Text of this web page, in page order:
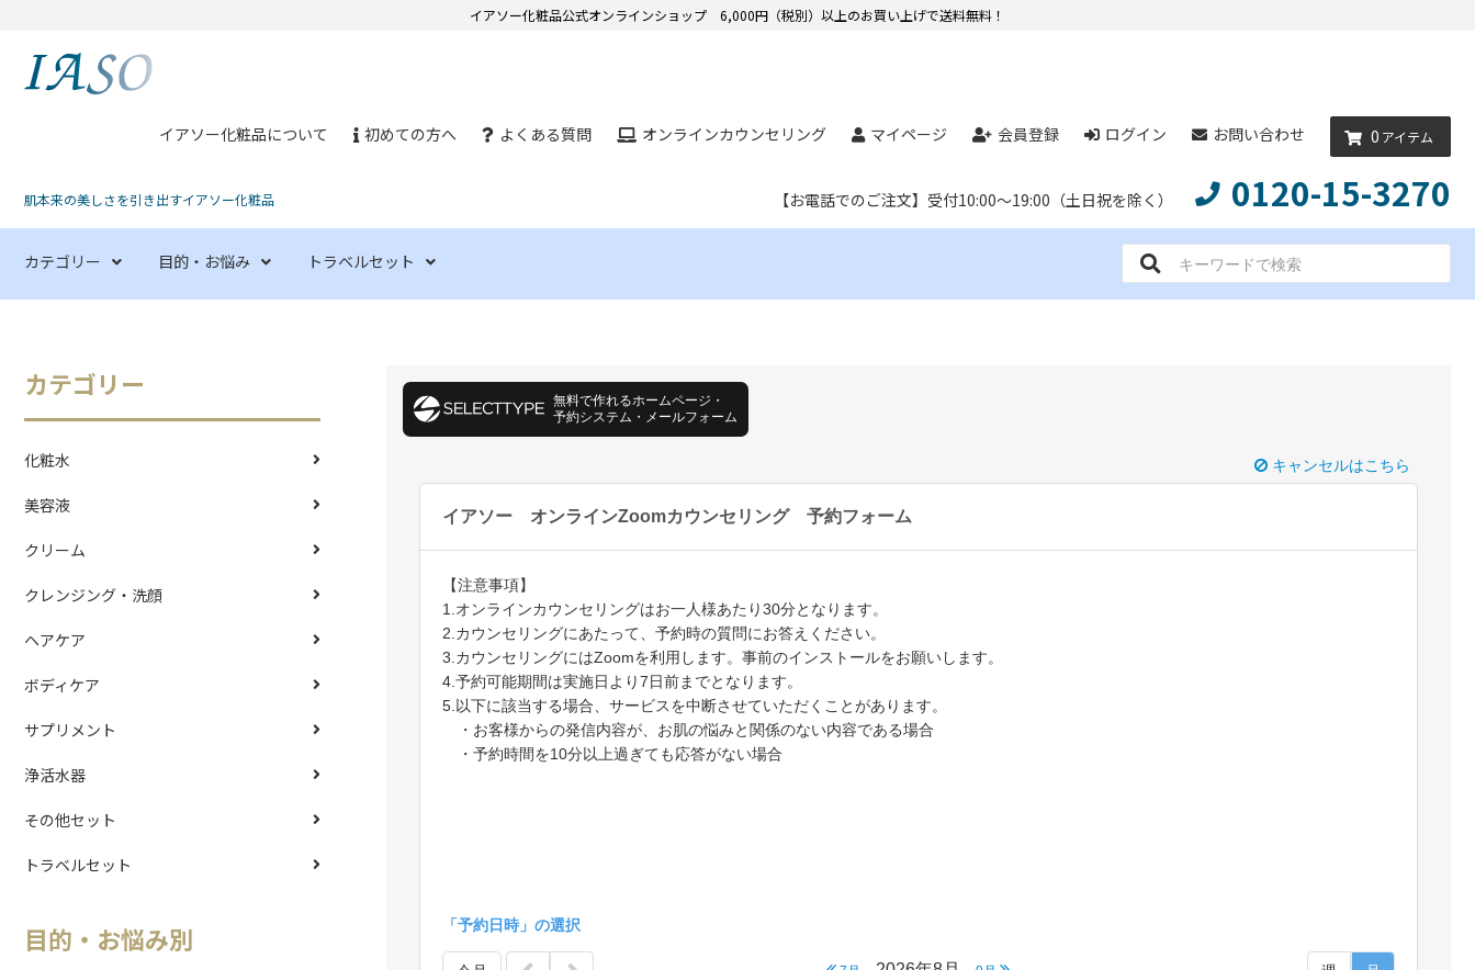
イアソー化粧品公式オンラインショップ 6,000円（税別）以上のお買い上げで送料無料！
イアソー化粧品について 初めての方へ よくある質問 オンラインカウンセリング マイページ 会員登録 ログイン お問い合わせ 0 アイテム
肌本来の美しさを引き出すイアソー化粧品 【お電話でのご注文】受付10:00～19:00（土日祝を除く） 0120-15-3270
カテゴリー 目的・お悩み トラベルセット
カテゴリー
化粧水
美容液
クリーム
クレンジング・洗顔
ヘアケア
ボディケア
サプリメント
浄活水器
その他セット
トラベルセット
目的・お悩み別